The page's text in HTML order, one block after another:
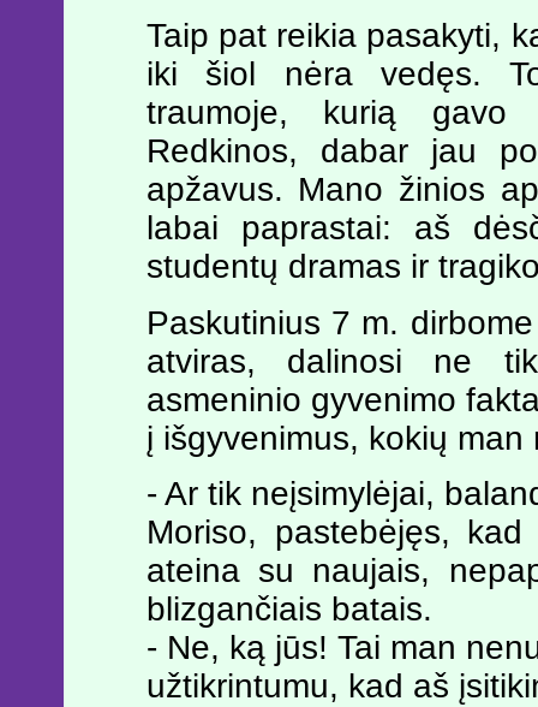
Taip pat reikia pasakyti,
iki šiol nėra vedęs.
traumoje, kurią gavo
Redkinos, dabar jau
apžavus. Mano žinios
labai paprastai: aš
studentų dramas ir
Paskutinius 7 m.
atviras, dalinosi ne
asmeninio gyvenimo
į išgyvenimus, kokių man
- Ar tik neįsimylėjai,
Moriso, pastebėjęs,
ateina su naujais,
blizgančiais batais.
- Ne, ką jūs! Tai man
užtikrintumu, kad aš